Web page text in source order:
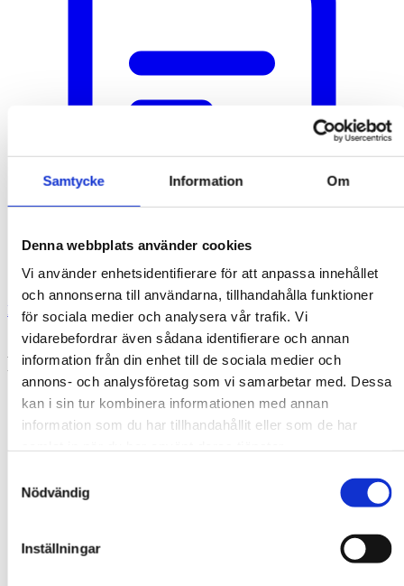
Samtycke Information Om
Denna webbplats använder cookies
Vi använder enhetsidentifierare för att anpassa innehållet
och annonserna till användarna, tillhandahålla funktioner
för sociala medier och analysera vår trafik. Vi
vidarebefordrar även sådana identifierare och annan
information från din enhet till de sociala medier och
annons- och analysföretag som vi samarbetar med. Dessa
kan i sin tur kombinera informationen med annan
information som du har tillhandahållit eller som de har
Nödvändig
Inställningar
Dokument & nedladdningar
Hitta återförsäljare
Relaterade produkter